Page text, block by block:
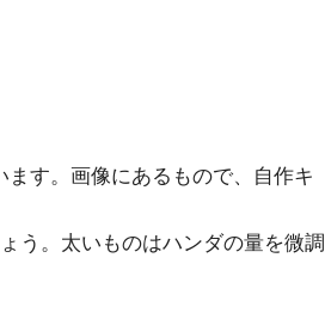
ます。画像にあるもので、自作キ
う。太いものはハンダの量を微調